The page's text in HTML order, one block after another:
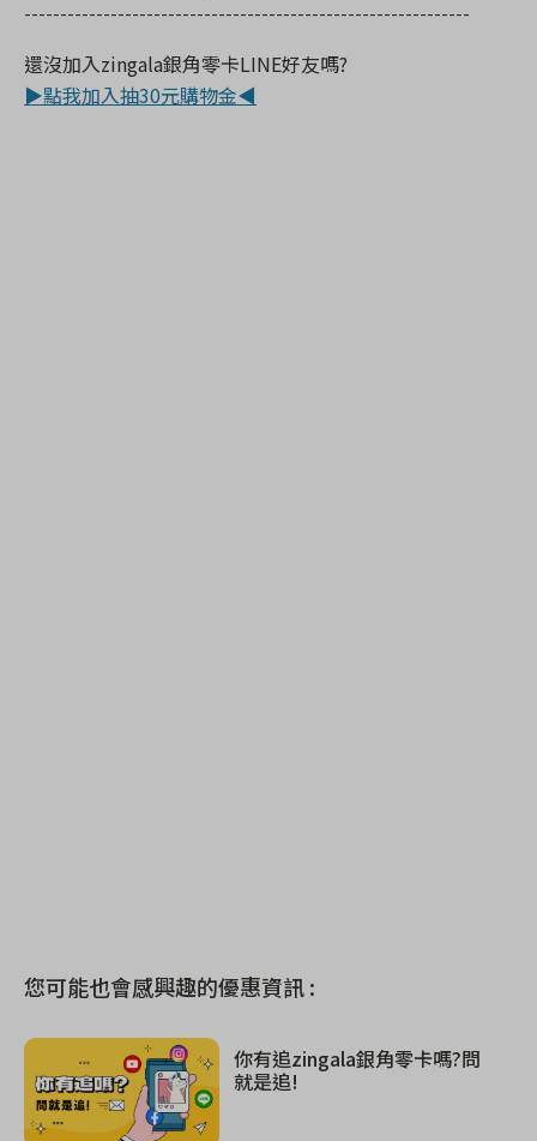
--------------------------------------------------------------
還沒加入zingala銀角零卡LINE好友嗎?
▶點我加入抽30元購物金◀
您可能也會感興趣的優惠資訊 :
你有追zingala銀角零卡嗎?問
就是追!